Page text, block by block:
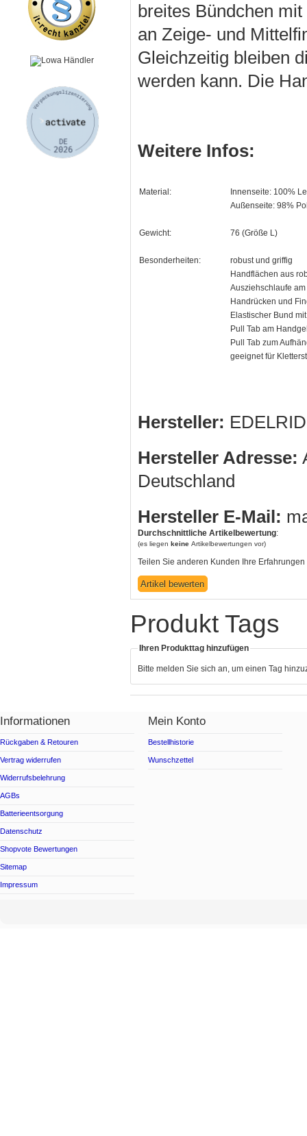
breites Bündchen
an Zeige- und
Gleichzeitig bleiben
werden kann. Die
Weitere Infos:
Material:
Innenseite: 100%
Außenseite: 98%
Gewicht: 76 (Größe L)
Besonderheiten:
robust und griffig
Handflächen aus
Ausziehschlaufe
Handrücken und
Elastischer Bund
Pull Tab am
Pull Tab zum
geeignet für
Hersteller:
Hersteller Adresse:
Deutschland
Hersteller E-Mail:
Durchschnittliche Artikelbewertung:
(es liegen keine Artikelbewertungen vor)
Teilen Sie anderen Kunden Ihre Erfahrungen
Produkt Tags
Ihren Produkttag hinzufügen
Bitte melden Sie sich an, um einen Tag
Informationen
Rückgaben & Retouren
Vertrag widerrufen
Widerrufsbelehrung
AGBs
Batterieentsorgung
Datenschutz
Shopvote Bewertungen
Sitemap
Impressum
Mein Konto
Bestellhistorie
Wunschzettel